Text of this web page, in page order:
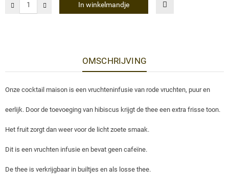
In winkelmandje
OMSCHRIJVING
Onze cocktail maison is een vruchteninfusie van rode vruchten, puur en
eerlijk. Door de toevoeging van hibiscus krijgt de thee een extra frisse toon.
Het fruit zorgt dan weer voor de licht zoete smaak.
Dit is een vruchten infusie en bevat geen cafeïne.
De thee is verkrijgbaar in builtjes en als losse thee.